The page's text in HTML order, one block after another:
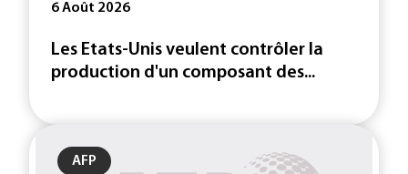
6 Août 2026
Les Etats-Unis veulent contrôler la
production d'un composant des...
AFP